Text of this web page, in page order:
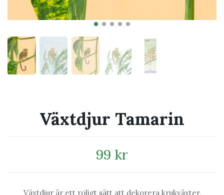
Växtdjur Tamarin
99 kr
Växtdjur är ett roligt sätt att dekorera krukväxter,